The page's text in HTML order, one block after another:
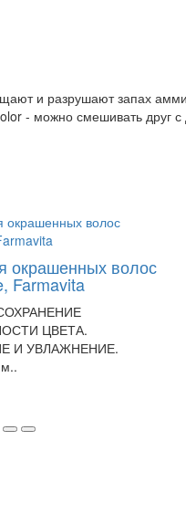
и разрушают запах
- можно смешивать друг с
окрашенных волос
Farmavita
ЦВЕТА.
И УВЛАЖНЕНИЕ.